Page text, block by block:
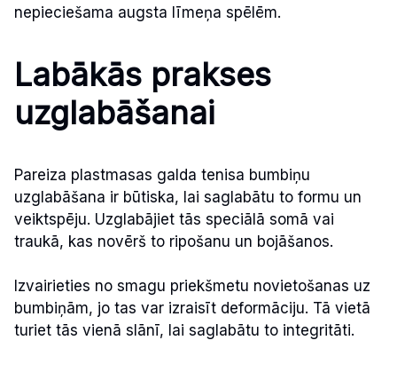
nepieciešama augsta līmeņa spēlēm.
Labākās prakses
uzglabāšanai
Pareiza plastmasas galda tenisa bumbiņu
uzglabāšana ir būtiska, lai saglabātu to formu un
veiktspēju. Uzglabājiet tās speciālā somā vai
traukā, kas novērš to ripošanu un bojāšanos.
Izvairieties no smagu priekšmetu novietošanas uz
bumbiņām, jo tas var izraisīt deformāciju. Tā vietā
turiet tās vienā slānī, lai saglabātu to integritāti.